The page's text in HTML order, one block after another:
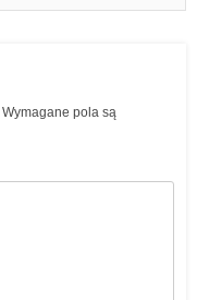
Wymagane pola są